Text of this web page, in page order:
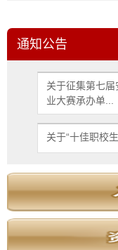
通知公告
关于征集第七届
业大赛承办单...
关于“十佳职校